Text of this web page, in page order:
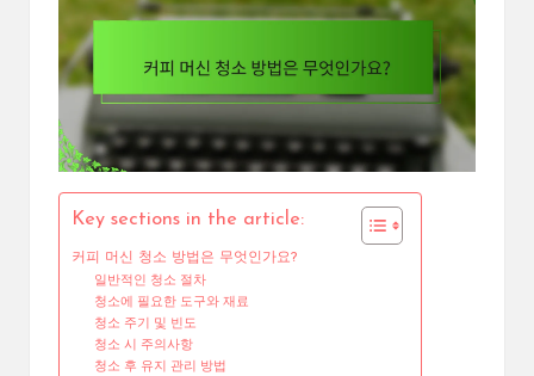
Key sections in the article:
커피 머신 청소 방법은 무엇인가요?
일반적인 청소 절차
청소에 필요한 도구와 재료
청소 주기 및 빈도
청소 시 주의사항
청소 후 유지 관리 방법